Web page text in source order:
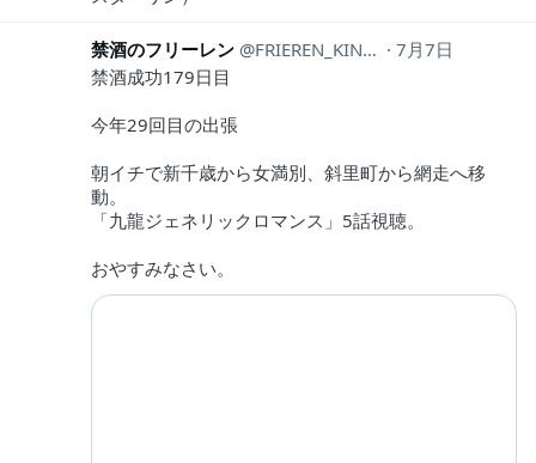
禁酒のフリーレン FRIEREN_KINSHU
7月7日
禁酒成功179日目
今年29回目の出張
朝イチで新千歳から女満別、斜里町から網走へ移
動。
「九龍ジェネリックロマンス」5話視聴。
おやすみなさい。